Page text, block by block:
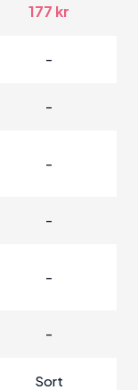
177 kr
-
-
-
-
-
-
Sort